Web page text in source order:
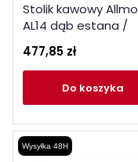
Stolik kawowy Allmo
AL14 dąb estana /
477,85 zł
do koszyka
Wysyłka 48H